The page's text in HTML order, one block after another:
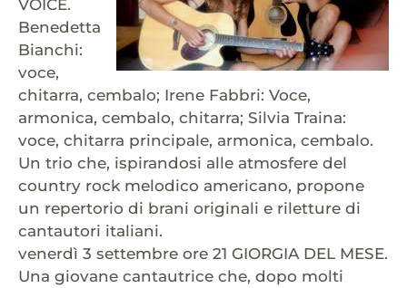
VOICE.
Benedetta
Bianchi:
voce,
chitarra, cembalo; Irene Fabbri: Voce,
armonica, cembalo, chitarra; Silvia Traina:
voce, chitarra principale, armonica, cembalo.
Un trio che, ispirandosi alle atmosfere del
country rock melodico americano, propone
un repertorio di brani originali e riletture di
cantautori italiani.
venerdì 3 settembre ore 21 GIORGIA DEL MESE.
Una giovane cantautrice che, dopo molti